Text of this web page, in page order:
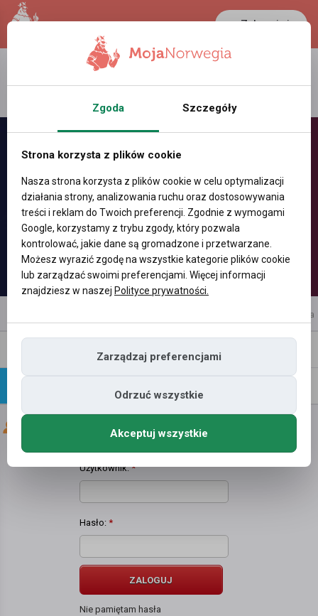
Zaloguj się
LANCASTER
27.9 °C 0.386 PLN
reklama
wiadomość
Użytkownik:*
Hasło: *
ZALOGUJ
Nie pamiętam hasła
Zgoda Szczegóły
Strona korzysta z plików cookie
Nasza strona korzysta z plików cookie w celu optymalizacji
działania strony, analizowania ruchu oraz dostosowywania
treści i reklam do Twoich preferencji. Zgodnie z wymogami
Google, korzystamy z trybu zgody, który pozwala
kontrolować, jakie dane są gromadzone i przetwarzane.
Możesz wyrazić zgodę na wszystkie kategorie plików cookie
lub zarządzać swoimi preferencjami. Więcej informacji
znajdziesz w naszej Polityce prywatności.
Zarządzaj preferencjami
Odrzuć wszystkie
Akceptuj wszystkie